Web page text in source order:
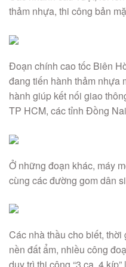
thảm nhựa, thi công bản
Đoạn chính cao tốc Biên
đang tiến hành thảm nhựa
hành giúp kết nối giao
TP HCM, các tỉnh Đồng
Ở những đoạn khác, máy
cùng các đường gom dân
Các nhà thầu cho biết,
nền đất ẩm, nhiều công